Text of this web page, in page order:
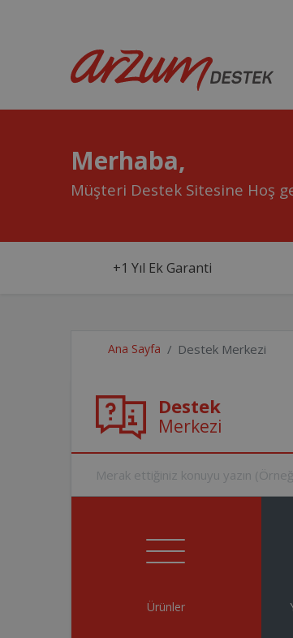
Merhaba,
Müşteri Destek Sitesine Hoş
+1 Yıl Ek Garanti
Ana Sayfa Destek Merkezi
Destek
Merkezi
Ürünler